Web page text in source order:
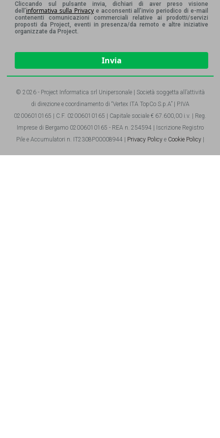
Cliccando sul pulsante invia, dichiari di aver preso visione
dell’informativa sulla Privacye acconsenti all’invio periodico di e-mail
contenenti comunicazioni commerciali relative ai prodotti/servizi
proposti da Project, eventi in presenza/da remoto e altre iniziative
organizzate da Project.
Invia
© 2026 - Project Informatica srl Unipersonale | Società soggetta all’attività
di direzione e coordinamento di “Vertex ITA TopCo S.p.A” | P.IVA
02006010165 | C.F. 02006010165 | Capitale sociale € 67.600,00 i.v. | Reg.
Imprese di Bergamo 02006010165 - REA n. 254594 | Iscrizione Registro
Pile e Accumulatori n. IT2308P00008944 |
Privacy Policye Cookie Policy|